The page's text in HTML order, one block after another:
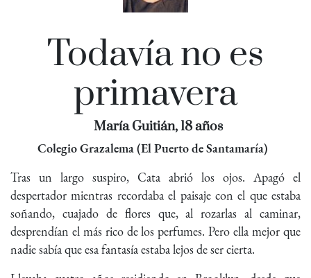
Todavía no es
primavera
María Guitián, 18 años
Colegio Grazalema (El Puerto de Santamaría)
Tras un largo suspiro, Cata abrió los ojos. Apagó el
despertador mientras recordaba el paisaje con el que estaba
soñando, cuajado de flores que, al rozarlas al caminar,
desprendían el más rico de los perfumes. Pero ella mejor que
nadie sabía que esa fantasía estaba lejos de ser cierta.